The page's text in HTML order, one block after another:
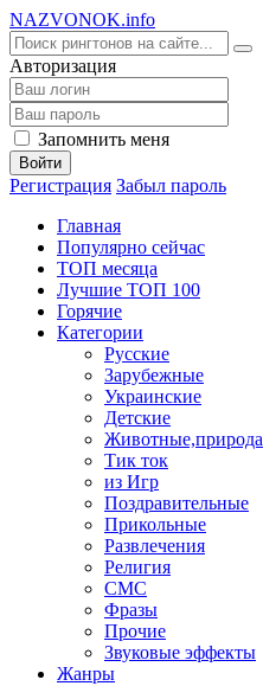
NAZVONOK.info
Авторизация
Запомнить меня
Войти
Регистрация Забыл пароль
Главная
Популярно сейчас
ТОП месяца
Лучшие ТОП 100
Горячие
Категории
Русские
Зарубежные
Украинские
Детские
Животные,природа
Тик ток
из Игр
Поздравительные
Прикольные
Развлечения
Религия
СМС
Фразы
Прочие
Звуковые эффекты
Жанры